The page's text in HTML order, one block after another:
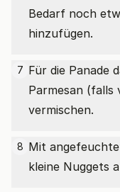
Bedarf noch
hinzufügen.
7 Für die Panade
Parmesan (falls
vermischen.
8 Mit
kleine Nuggets